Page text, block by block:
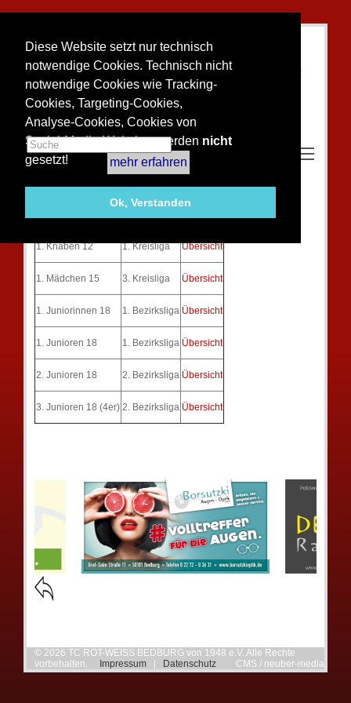
Diese Website setzt nur technisch
notwendige Cookies. Technisch nicht
notwendige Cookies wie Tracking-
Cookies, Targeting-Cookies,
Analyse-Cookies, Cookies von
Social-Media-Websites werden nicht
gesetzt!
mehr erfahren
Ok, Verstanden
Unsere Jugendmannschaften 2018
1. Knaben 12 1. Kreisliga Übersicht
1. Mädchen 15 3. Kreisliga Übersicht
1. Juniorinnen 18 1. Bezirksliga Übersicht
1. Junioren 18 1. Bezirksliga Übersicht
2. Junioren 18 2. Bezirksliga Übersicht
3. Junioren 18 (4er) 2. Bezirksliga Übersicht
© 2026 TC ROT-WEISS BEDBURG von 1948 e.V. Alle Rechte
vorbehalten.
CMS / neuber-media
Impressum | Datenschutz